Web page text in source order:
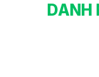
DANH